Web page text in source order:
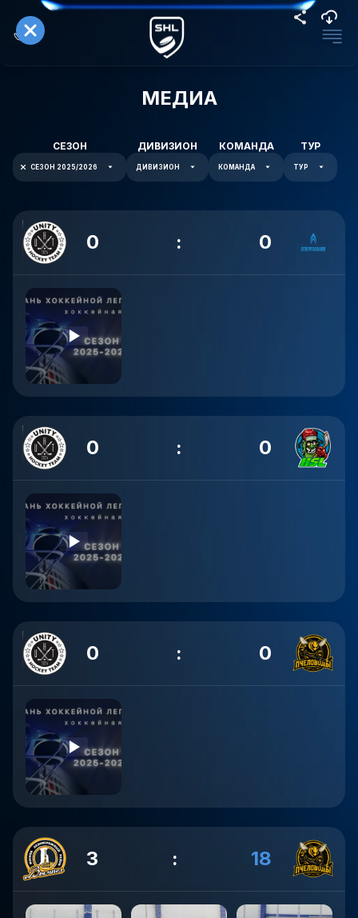
МЕДИА
СЕЗОН
СЕЗОН 2025/2026
ДИВИЗИОН
ДИВИЗИОН
КОМАНДА
КОМАНДА
ТУР
ТУР
0 : 0
0 : 0
0 : 0
3 : 18